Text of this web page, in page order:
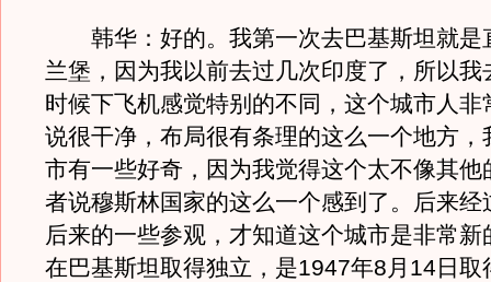
韩华：好的。我第一次去巴基斯坦就是
兰堡，因为我以前去过几次印度了，所以我
时候下飞机感觉特别的不同，这个城市人非
说很干净，布局很有条理的这么一个地方，
市有一些好奇，因为我觉得这个太不像其他
者说穆斯林国家的这么一个感到了。后来经
后来的一些参观，才知道这个城市是非常新
在巴基斯坦取得独立，是1947年8月14日取